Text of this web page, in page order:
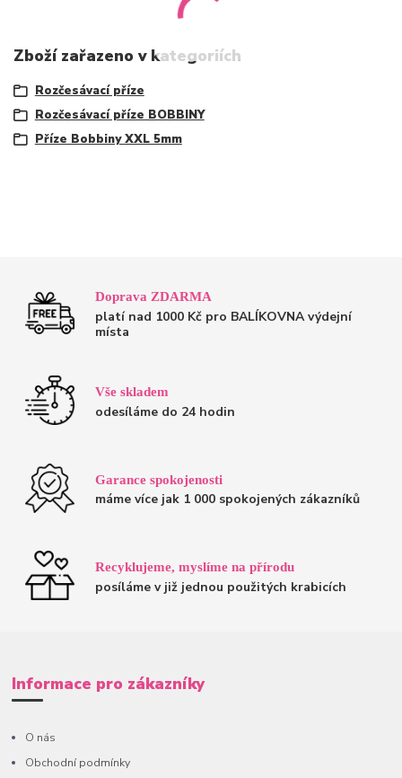
Zboží zařazeno v kategoriích
Rozčesávací příze
Rozčesávací příze BOBBINY
Příze Bobbiny XXL 5mm
Doprava ZDARMA
platí nad 1000 Kč pro BALÍKOVNA výdejní
místa
Vše skladem
odesíláme do 24 hodin
Garance spokojenosti
máme více jak 1 000 spokojených zákazníků
Recyklujeme, myslíme na přírodu
posíláme v již jednou použitých krabicích
Informace pro zákazníky
O nás
Obchodní podmínky